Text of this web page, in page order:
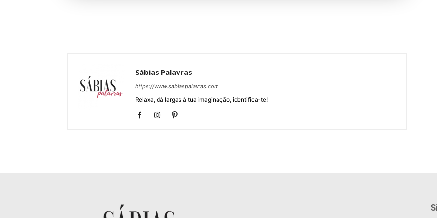
Sábias Palavras
https://www.sabiaspalavras.com
Relaxa, dá largas à tua imaginação, identifica-te!